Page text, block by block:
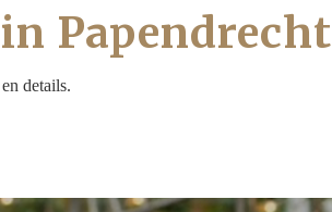
Papendrecht
details.